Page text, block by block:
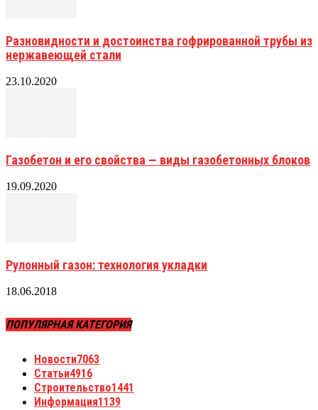
Разновидности и достоинства гофрированной трубы из
нержавеющей стали
23.10.2020
Газобетон и его свойства — виды газобетонных блоков
19.09.2020
Рулонный газон: технология укладки
18.06.2018
ПОПУЛЯРНАЯ КАТЕГОРИЯ
Новости7063
Статьи4916
Строительство1441
Информация1139